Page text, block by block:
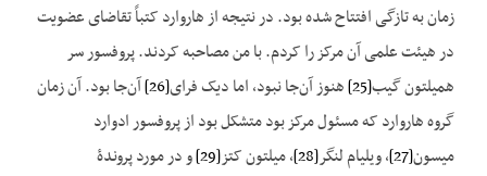
زمان به تازگی افتتاح شده بود. در نتیجه از هاروارد کتباً تقاضای عضویت
در هیئت علمی آن مرکز را کردم. با من مصاحبه کردند. پروفسور سر
همیلتون گیب[25] هنوز آن‌جا نبود، اما دیک فرای[26]
آن‌جا بود. آن زمان
گروه هاروارد که مسئول مرکز بود متشکل بود از پروفسور ادوارد
میسون[27] ، ویلیام لنگر[28] ، میلتون کتز[29]
و در مورد پروندهٔ